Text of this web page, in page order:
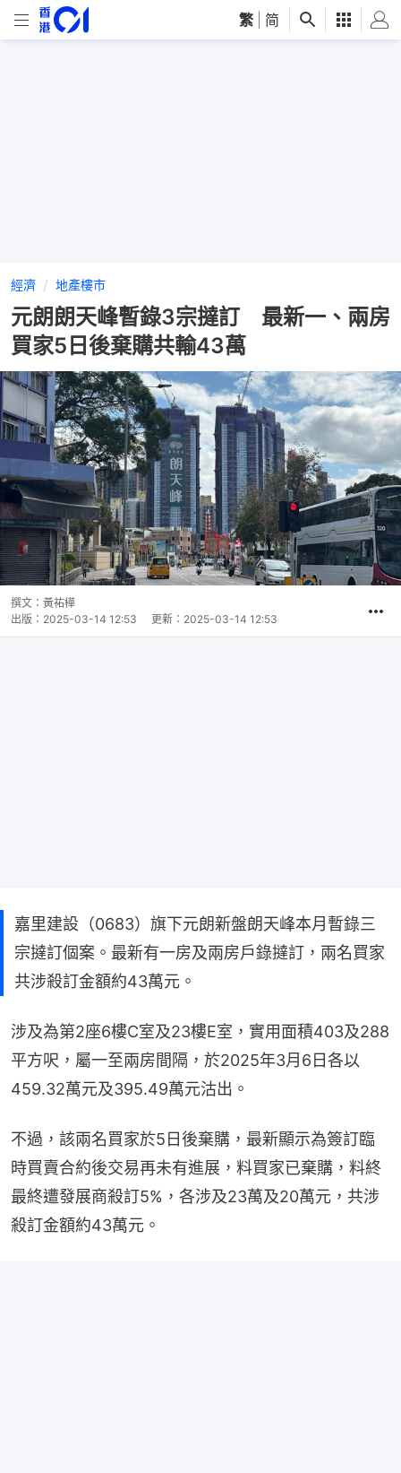
繁 简
經濟 地產樓市
元朗朗天峰暫錄3宗撻訂 最新一、兩房
買家5日後棄購共輸43萬
撰文： 黃祐樺
出版： 2025-03-14 12:53 更新： 2025-03-14 12:53
嘉里建設（0683）旗下元朗新盤朗天峰本月暫錄三
宗撻訂個案。最新有一房及兩房戶錄撻訂，兩名買家
共涉殺訂金額約43萬元。
涉及為第2座6樓C室及23樓E室，實用面積403及288
平方呎，屬一至兩房間隔，於2025年3月6日各以
459.32萬元及395.49萬元沽出。
不過，該兩名買家於5日後棄購，最新顯示為簽訂臨
時買賣合約後交易再未有進展，料買家已棄購，料終
最終遭發展商殺訂5%，各涉及23萬及20萬元，共涉
殺訂金額約43萬元。